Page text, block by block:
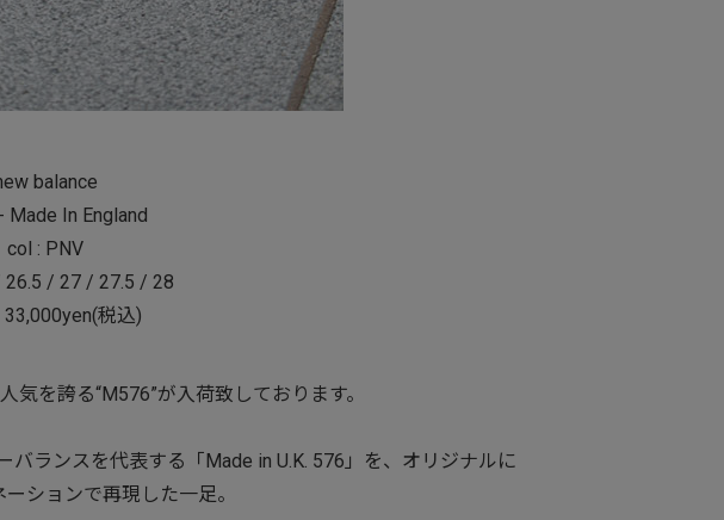
balance
Made In England
col : PNV
26.5 / 27 / 27.5 / 28
33,000yen(税込)
気を誇る“M576”が入荷致しております。
ランスを代表する「Made in U.K. 576」を、オリジナルに
ションで再現した一足。